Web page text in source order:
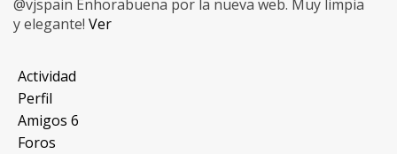
Crear Cuenta
@vjspain Enhorabuena por la nueva web. Muy limpia
y elegante! Ver
Actividad
Perfil
Amigos 6
Foros